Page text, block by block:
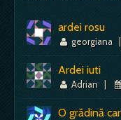
ardei rosu
georgiana |
Ardei iuti
Adrian |
O grădină